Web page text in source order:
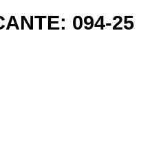
094-25